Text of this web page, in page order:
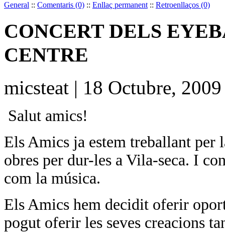
General :: Comentaris (0) :: Enllaç permanent :: Retroenllaços (0)
CONCERT DELS
CENTRE
micsteat | 18 Octubre,
Salut amics!
Els Amics ja estem treballant per
obres per dur-les a Vila-seca. I
com la música.
Els Amics hem decidit oferir
pogut oferir les seves creacions